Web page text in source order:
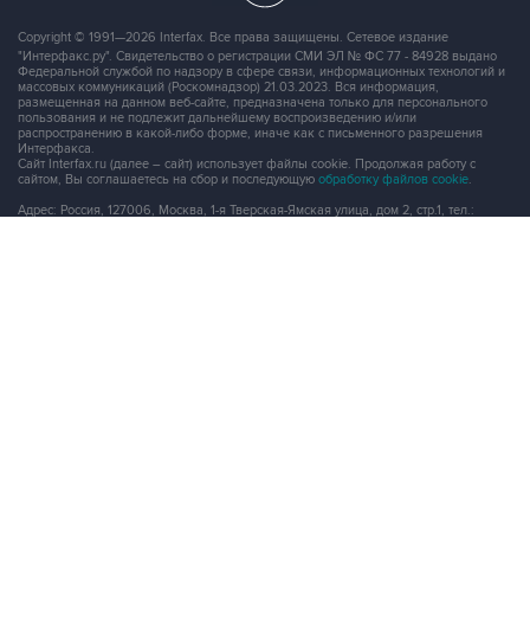
Copyright © 1991—2026 Interfax. Все права защищены. Сетевое издание
"Интерфакс.ру". Свидетельство о регистрации СМИ ЭЛ № ФС 77 - 84928 выдано
Федеральной службой по надзору в сфере связи, информационных технологий и
массовых коммуникаций (Роскомнадзор) 21.03.2023. Вся информация,
размещенная на данном веб-сайте, предназначена только для персонального
пользования и не подлежит дальнейшему воспроизведению и/или
распространению в какой-либо форме, иначе как с письменного разрешения
Интерфакса.
Сайт Interfax.ru (далее – сайт) использует файлы cookie. Продолжая работу с
сайтом, Вы соглашаетесь на сбор и последующую обработку файлов cookie
Адрес: Россия, 127006, Москва, 1-я Тверская-Ямская улица, дом 2, стр.1, тел.: